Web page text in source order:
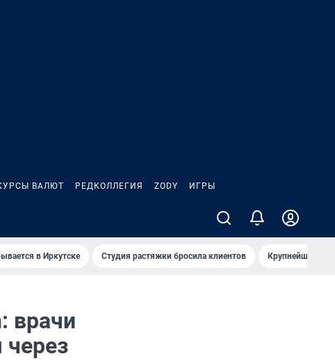
ВАЛЮТ РЕДКОЛЛЕГИЯ ZODY ИГРЫ
в Иркутске Студия растяжки бросила клиентов Крупнейшие
врачи
через